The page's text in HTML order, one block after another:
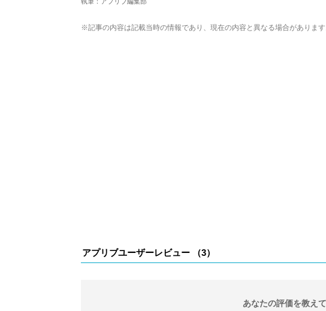
や専門知識の深さは業界内でも高く評価されている。現在は
※記事の内容は記載当時の情報であり、現在の内容と異なる場合があります
アプリブユーザーレビュー （3）
あなたの評価を教え